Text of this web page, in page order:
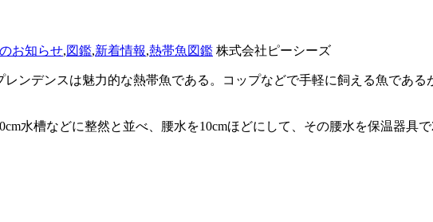
お知らせ,図鑑,新着情報,熱帯魚図鑑 株式会社ピーシーズ
ンデンスは魅力的な熱帯魚である。コップなどで手軽に飼える魚であ
水槽などに整然と並べ、腰水を10cmほどにして、その腰水を保温器